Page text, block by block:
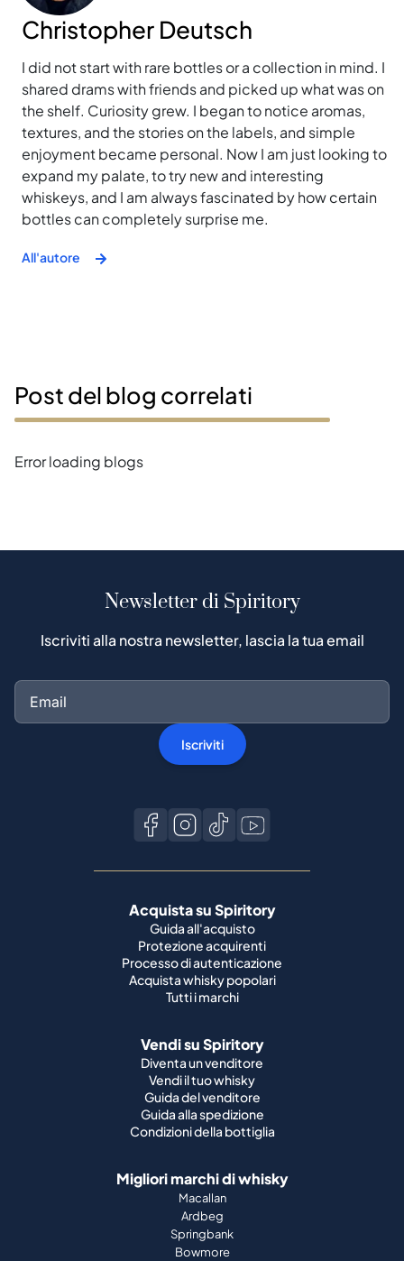
Christopher Deutsch
I did not start with rare bottles or a collection in mind. I
shared drams with friends and picked up what was on
the shelf. Curiosity grew. I began to notice aromas,
textures, and the stories on the labels, and simple
enjoyment became personal. Now I am just looking to
expand my palate, to try new and interesting
whiskeys, and I am always fascinated by how certain
bottles can completely surprise me.
All'autore
Post del blog correlati
Error loading blogs
Newsletter di Spiritory
Iscriviti alla nostra newsletter, lascia la tua email
Iscriviti
Acquista su Spiritory
Guida all'acquisto
Protezione acquirenti
Processo di autenticazione
Acquista whisky popolari
Tutti i marchi
Vendi su Spiritory
Diventa un venditore
Vendi il tuo whisky
Guida del venditore
Guida alla spedizione
Condizioni della bottiglia
Migliori marchi di whisky
Macallan
Ardbeg
Springbank
Bowmore